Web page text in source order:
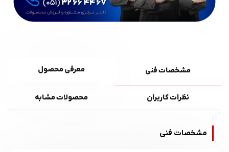
مشخصات فنی معرفی محصول
نظرات کاربران محصولات مشابه
مشخصات فنی